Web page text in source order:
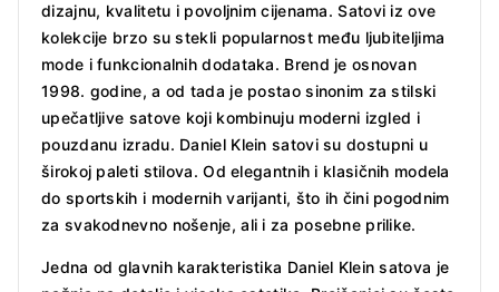
dizajnu, kvalitetu i povoljnim cijenama. Satovi iz ove
kolekcije brzo su stekli popularnost među ljubiteljima
mode i funkcionalnih dodataka. Brend je osnovan
1998. godine, a od tada je postao sinonim za stilski
upečatljive satove koji kombinuju moderni izgled i
pouzdanu izradu. Daniel Klein satovi su dostupni u
širokoj paleti stilova. Od elegantnih i klasičnih modela
do sportskih i modernih varijanti, što ih čini pogodnim
za svakodnevno nošenje, ali i za posebne prilike.
Jedna od glavnih karakteristika Daniel Klein satova je